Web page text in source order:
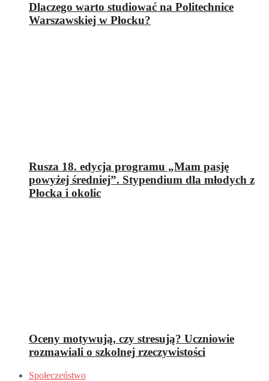
Dlaczego warto studiować na Politechnice
Warszawskiej w Płocku?
Rusza 18. edycja programu „Mam pasję
powyżej średniej”. Stypendium dla młodych z
Płocka i okolic
Oceny motywują, czy stresują? Uczniowie
rozmawiali o szkolnej rzeczywistości
Społeczeństwo